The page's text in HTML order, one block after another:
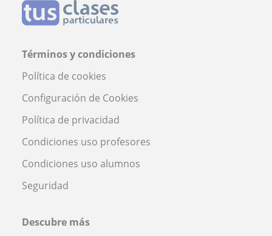
Términos y condiciones
Política de cookies
Configuración de Cookies
Política de privacidad
Condiciones uso profesores
Condiciones uso alumnos
Seguridad
Descubre más